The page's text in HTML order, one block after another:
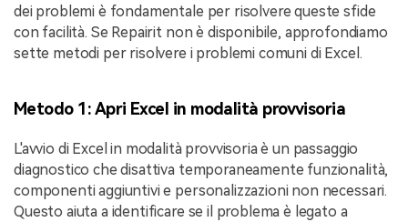
dei problemi è fondamentale per risolvere queste sfide
con facilità. Se Repairit non è disponibile, approfondiamo
sette metodi per risolvere i problemi comuni di Excel.
Metodo 1: Apri Excel in modalità provvisoria
L'avvio di Excel in modalità provvisoria è un passaggio
diagnostico che disattiva temporaneamente funzionalità,
componenti aggiuntivi e personalizzazioni non necessari.
Questo aiuta a identificare se il problema è legato a